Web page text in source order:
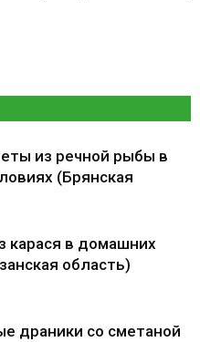
из речной рыбы в
(Брянская
карася в домашних
область)
драники со сметаной